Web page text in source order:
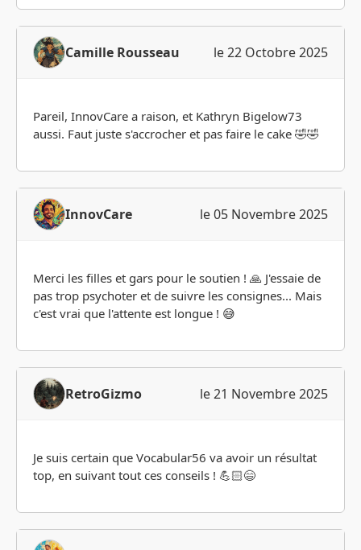
Camille Rousseau le 22 Octobre 2025
Pareil, InnovCare a raison, et Kathryn Bigelow73
aussi. Faut juste s'accrocher et pas faire le cake 🤣🤣
InnovCare le 05 Novembre 2025
Merci les filles et gars pour le soutien ! 🙏 J'essaie de
pas trop psychoter et de suivre les consignes... Mais
c'est vrai que l'attente est longue ! 😅
RetroGizmo le 21 Novembre 2025
Je suis certain que Vocabular56 va avoir un résultat
top, en suivant tout ces conseils ! 💪🏻😄